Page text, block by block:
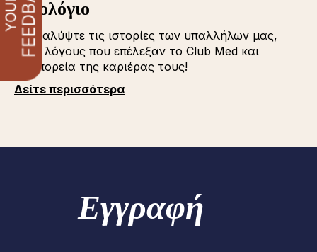
Iστολόγιο
Ανακαλύψτε τις ιστορίες των υπαλλήλων μας,
τους λόγους που επέλεξαν το Club Med και
την πορεία της καριέρας τους!
Δείτε περισσότερα
Εγγραφή